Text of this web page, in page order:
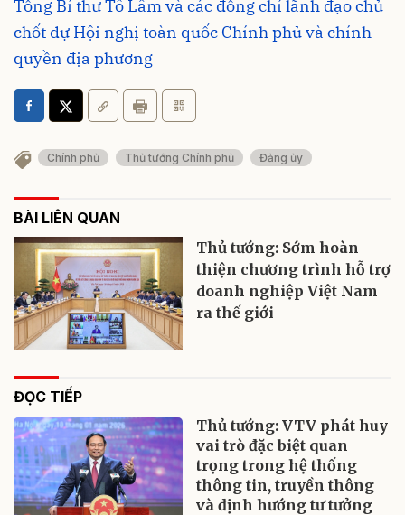
Tổng Bí thư Tô Lâm và các đồng chí lãnh đạo chủ
chốt dự Hội nghị toàn quốc Chính phủ và chính
quyền địa phương
Chính phủ Thủ tướng Chính phủ Đảng ủy
BÀI LIÊN QUAN
Thủ tướng: Sớm hoàn
thiện chương trình hỗ trợ
doanh nghiệp Việt Nam
ra thế giới
ĐỌC TIẾP
Thủ tướng: VTV phát huy
vai trò đặc biệt quan
trọng trong hệ thống
thông tin, truyền thông
và định hướng tư tưởng